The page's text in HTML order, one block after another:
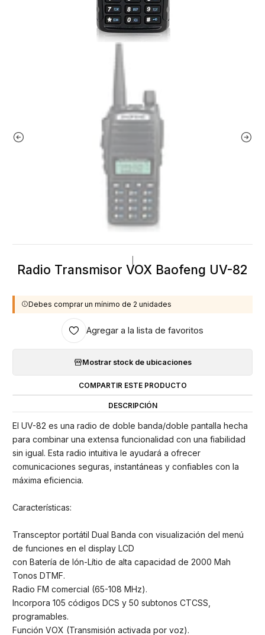
Radio Transmisor VOX Baofeng UV-82
Debes comprar un mínimo de 2 unidades
Agregar a la lista de favoritos
Mostrar stock de ubicaciones
COMPARTIR ESTE PRODUCTO
DESCRIPCIÓN
El UV-82 es una radio de doble banda/doble pantalla hecha
para combinar una extensa funcionalidad con una fiabilidad
sin igual. Esta radio intuitiva le ayudará a ofrecer
comunicaciones seguras, instantáneas y confiables con la
máxima eficiencia.
Características:
Transceptor portátil Dual Banda con visualización del menú
de funciones en el display LCD
con Batería de Ión-Lítio de alta capacidad de 2000 Mah
Tonos DTMF.
Radio FM comercial (65-108 MHz).
Incorpora 105 códigos DCS y 50 subtonos CTCSS,
programables.
Función VOX (Transmisión activada por voz).